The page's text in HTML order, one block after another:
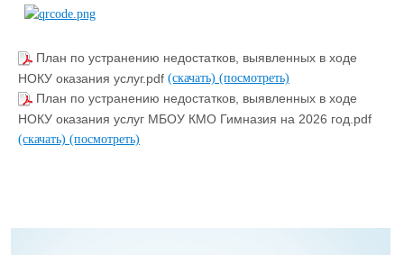
План по устранению недостатков, выявленных в ходе
НОКУ оказания услуг.pdf (скачать) (посмотреть)
План по устранению недостатков, выявленных в ходе
НОКУ оказания услуг МБОУ КМО Гимназия на 2026 год.pdf
(скачать) (посмотреть)